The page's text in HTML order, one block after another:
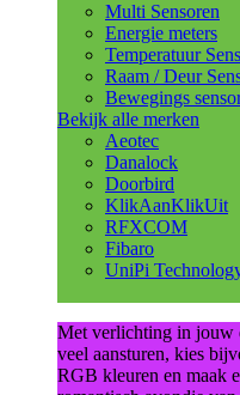
Multi Sensoren
Energie meters
Temperatuur
Raam / Deur
Bewegings
Bekijk alle merken
Aeotec
Danalock
Doorbird
KlikAanKlikUit
RFXCOM
Fibaro
UniPi
Met verlichting in jouw
veel aansturen, kies
RGB kleuren en maak